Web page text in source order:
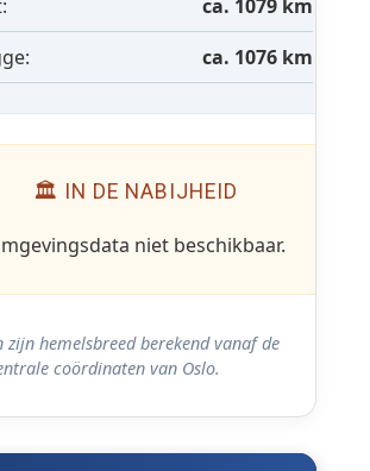
ca. 1079 km
ca. 1076 km
🏛 IN DE NABIJHEID
niet beschikbaar.
zijn hemelsbreed berekend vanaf de
coördinaten van Oslo.